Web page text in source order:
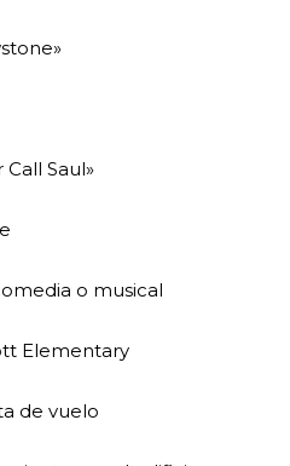
Saul»
o musical
Elementary
de vuelo